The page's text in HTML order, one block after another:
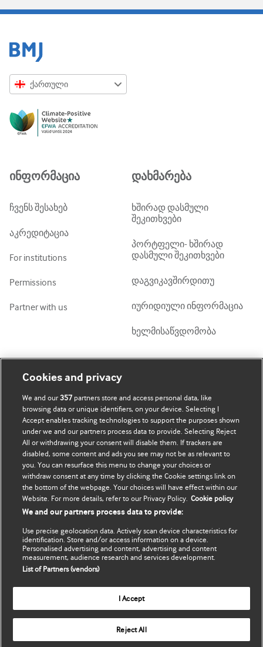
ქართული
Русский
ქართული
ინფორმაცია
ჩვენს შესახებ
აკრედიტაცია
For institutions
Permissions
Partner with us
დახმარება
ხშირად დასმული
შეკითხვები
პორტფელი- ხშირად
დასმული შეკითხვები
დაგვიკავშირდითუ
იურიდიული ინფორმაცია
ხელმისაწვდომობა
ჩემი ანგარიში
გამოწერა
ჩემი მონაცემების
განახლება
BMJ company
BMJ Best Practice
BMJ Masterclasses
BMJ onExamination
BMJ Portfolio
BMJ Journals
Copyright ©2026BMJ Publishing Group Limited. All rights
Cookies and privacy
We and our357 partners store and access personal data, like
browsing data or unique identifiers, on your device. Selecting I
Accept enables tracking technologies to support the purposes shown
under we and our partners process data to provide. Selecting Reject
All or withdrawing your consent will disable them. If trackers are
disabled, some content and ads you see may not be as relevant to
you. You can resurface this menu to change your choices or
withdraw consent at any time by clicking the Cookie settings link on
the bottom of the webpage. Your choices will have effect within our
Website. For more details, refer to our Privacy Policy. Cookie policy
We and our partners process data to provide:
Use precise geolocation data. Actively scan device characteristics for
identification. Store and/or access information on a device.
Personalised advertising and content, advertising and content
measurement, audience research and services development.
List of Partners (vendors)
I Accept
Reject All